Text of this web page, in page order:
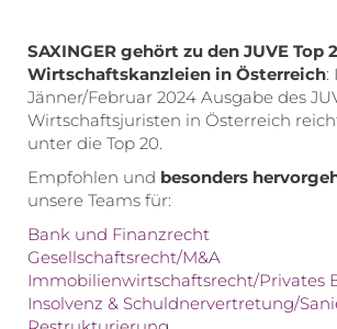
SAXINGER gehört zu den JUVE Top
Wirtschaftskanzleien in Österreich:
Jänner/Februar 2024 Ausgabe des
Wirtschaftsjuristen in Österreich
unter die Top 20.
Empfohlen und besonders
unsere Teams für:
Bank und Finanzrecht
Gesellschaftsrecht/M&A
Immobilienwirtschaftsrecht/Privates
Insolvenz & Schuldnervertretung/